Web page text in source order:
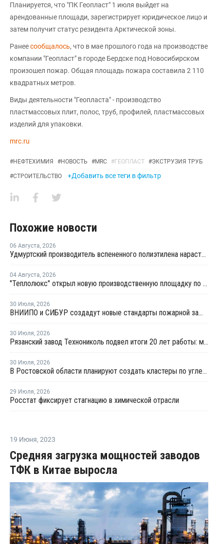
Планируется, что "ПК Геопласт" 1 июля выйдет на
арендованные площади, зарегистрирует юридическое лицо и
затем получит статус резидента Арктической зоны.
Ранеесообщалось, что в мае прошлого года на производстве
компании "Геопласт" в городе Бердске под Новосибирском
произошел пожар. Общая площадь пожара составила 2 110
квадратных метров.
Виды деятельности "Геопласта" - производство
пластмассовых плит, полос, труб, профилей, пластмассовых
изделий для упаковки.
mrc.ru
#НЕФТЕХИМИЯ #НОВОСТЬ #MRC #ГЕОПЛАСТ #ЭКСТРУЗИЯ ТРУБ
#СТРОИТЕЛЬСТВО +Добавить все теги в фильтр
Похожие новости
06 Августа, 2026
Удмуртский производитель вспененного полиэтилена нарастит выпуск на 15%
04 Августа, 2026
"Теплолюкс" открыл новую производственную площадку по выпуску инженерных систем
30 Июля, 2026
ВНИИПО и СИБУР создадут новые стандарты пожарной защиты строительных и промышленных объектов
30 Июля, 2026
Рязанский завод Технониколь подвел итоги 20 лет работы: мощности выпуска XPS превышают 1 млн куб. м в год
30 Июля, 2026
В Ростовской области планируют создать кластеры по углехимии и переработке полимеров
29 Июля, 2026
Росстат фиксирует стагнацию в химической отрасли
19 Июня, 2023
Средняя загрузка мощностей заводов
ТФК в Китае выросла